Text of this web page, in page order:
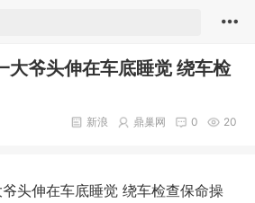
大爷头伸在车底睡觉 绕车检
20
0
鼎巢网
新浪
头伸在车底睡觉 绕车检查保命操